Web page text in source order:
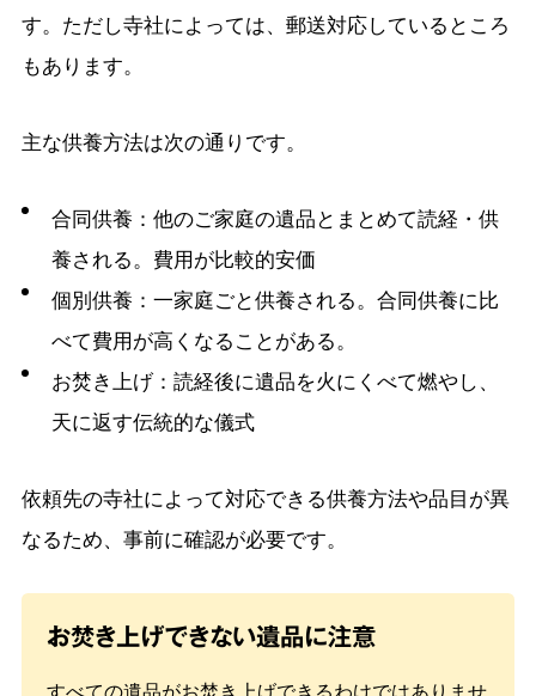
す。ただし寺社によっては、郵送対応しているところ
もあります。
主な供養方法は次の通りです。
合同供養：他のご家庭の遺品とまとめて読経・供
養される。費用が比較的安価
個別供養：一家庭ごと供養される。合同供養に比
べて費用が高くなることがある。
お焚き上げ：読経後に遺品を火にくべて燃やし、
天に返す伝統的な儀式
依頼先の寺社によって対応できる供養方法や品目が異
なるため、事前に確認が必要です。
お焚き上げできない遺品に注意
すべての遺品がお焚き上げできるわけではありませ